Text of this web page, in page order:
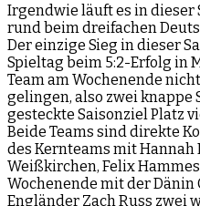
Irgendwie läuft es in
rund beim dreifachen
Der einzige Sieg in dieser
Spieltag beim 5:2-Erfolg in
Team am Wochenende
gelingen, also zwei knappe
gesteckte Saisonziel Platz
Beide Teams sind direkte
des Kernteams mit Hannah
Weißkirchen, Felix
Wochenende mit der Dänin
Engländer Zach Russ zwei